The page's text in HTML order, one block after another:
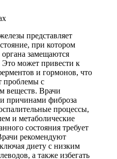
представляет
при котором
замещаются
может привести к
и гормонов, что
проблемы с
веществ. Врачи
причинами фиброза
процессы,
и метаболические
состояния требует
рекомендуют
диету с низким
а также избегать